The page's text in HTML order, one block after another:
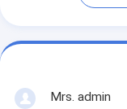
Mrs. admin